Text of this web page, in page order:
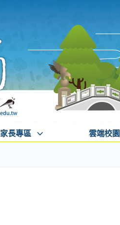
家長專區 雲端校園